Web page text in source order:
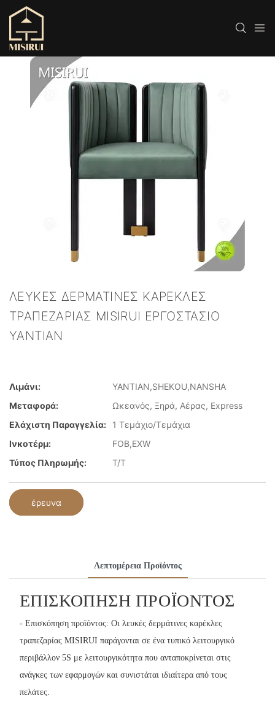
ΛΕΥΚΈΣ ΔΕΡΜΆΤΙΝΕΣ ΚΑΡΈΚΛΕΣ
ΤΡΑΠΕΖΑΡΊΑΣ MISIRUI ΕΡΓΟΣΤΆΣΙΟ
YANTIAN
Λιμάνι:
YANTIAN,SHEKOU,NANSHA
Μεταφορά:
Ωκεανός, Ξηρά, Αέρας, Express
Ελάχιστη Παραγγελία:
1 Τεμάχιο/Τεμάχια
Ινκοτέρμ:
FOB,EXW
Τύπος Πληρωμής:
T/T
έρευνα
Λεπτομέρεια Προϊόντος
ΕΠΙΣΚΌΠΗΣΗ ΠΡΟΪΌΝΤΟΣ
- Επισκόπηση προϊόντος: Οι λευκές δερμάτινες καρέκλες
τραπεζαρίας MISIRUI παράγονται σε ένα τυπικό λειτουργικό
περιβάλλον 5S με λειτουργικότητα που ανταποκρίνεται στις
ανάγκες των εφαρμογών και συνιστάται ιδιαίτερα από τους
πελάτες.